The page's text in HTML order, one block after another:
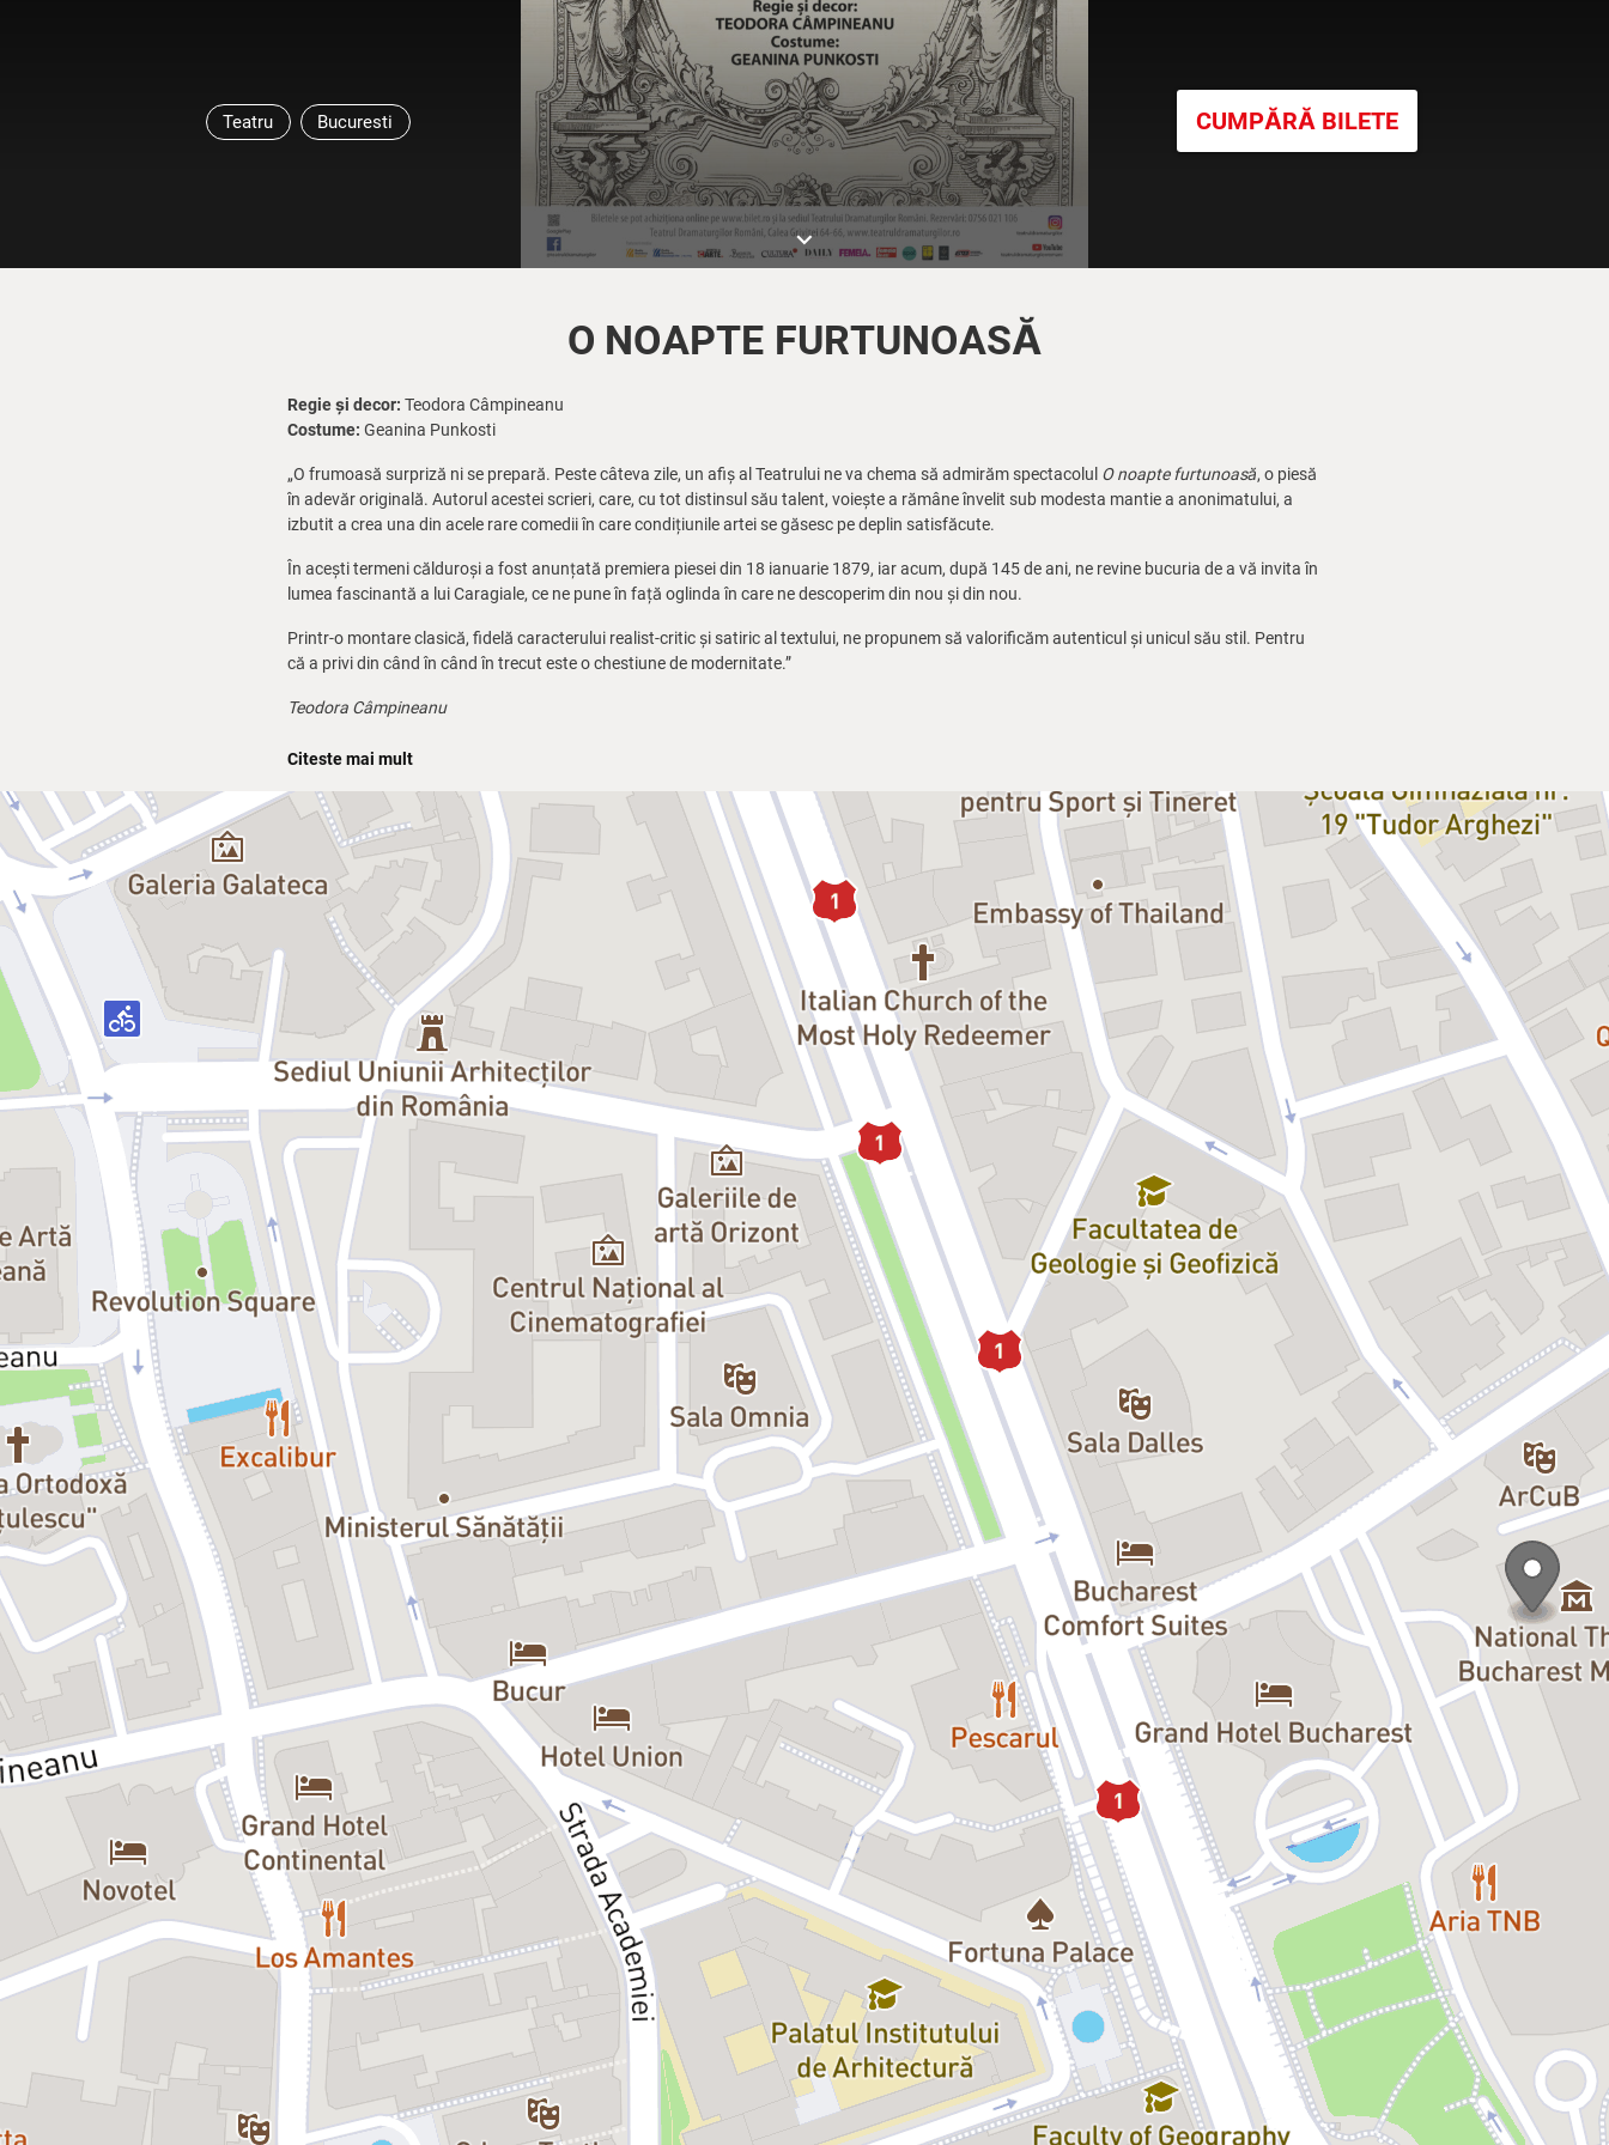
Teatru Bucuresti CUMPĂRĂ BILETE
keyboard_arrow_down
O NOAPTE FURTUNOASĂ
Regie și decor: Teodora Câmpineanu
Costume: Geanina Punkosti
„O frumoasă surpriză ni se prepară. Peste câteva zile, un afiș al Teatrului ne va chema să admirăm spectacolul O noapte furtunoasă, o piesă
în adevăr originală. Autorul acestei scrieri, care, cu tot distinsul său talent, voiește a rămâne învelit sub modesta mantie a anonimatului, a
izbutit a crea una din acele rare comedii în care condițiunile artei se găsesc pe deplin satisfăcute.
În acești termeni călduroși a fost anunțată premiera piesei din 18 ianuarie 1879, iar acum, după 145 de ani, ne revine bucuria de a vă invita în
lumea fascinantă a lui Caragiale, ce ne pune în față oglinda în care ne descoperim din nou și din nou.
Printr-o montare clasică, fidelă caracterului realist-critic și satiric al textului, ne propunem să valorificăm autenticul și unicul său stil. Pentru
că a privi din când în când în trecut este o chestiune de modernitate.”
Teodora Câmpineanu
Distribuție:
Veta: Crina Matei
Jupân Dumitrache:Marcelo S. Cobzariu
Nae Ipingescu:Neculai Predica
Zița:Doina Teodoru / Teodora Daiana Păcurar
Chiriac:
Răzvan Ilie
Spiridon:
Ionuț Iftimiciuc
Citeste mai mult